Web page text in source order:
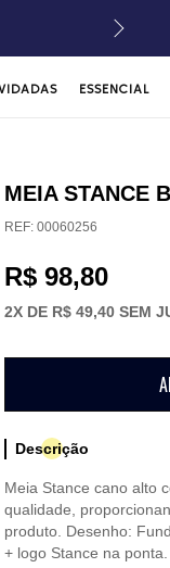
ESSENCIAL
MEIA STANCE
REF: 00060256
R$ 98,80
2X DE R$ 49,40SEM
Descrição
Meia Stance cano alto
qualidade,
produto. Desenho:
+ logo Stance na ponta.